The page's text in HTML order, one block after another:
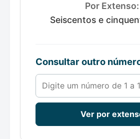
Por Extenso:
Seiscentos e
Consultar outro
Número de 1 a 100000
Ver por